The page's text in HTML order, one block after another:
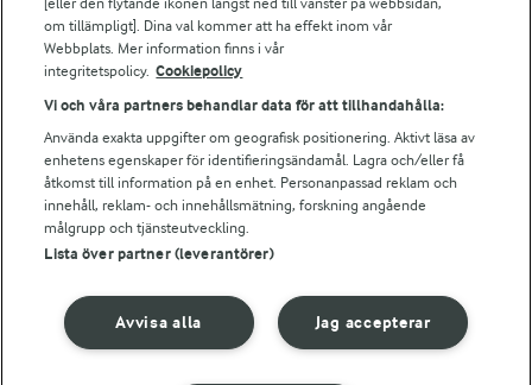
Följ oss
© 2026 Arla Foods
Integritetspolicy
om tillämpligt]. Dina val kommer att ha effekt inom vår
Webbplats. Mer information finns i vår
integritetspolicy. Cookiepolicy
Vi och våra partners behandlar data för att tillhandahålla:
Använda exakta uppgifter om geografisk positionering. Aktivt läsa av
enhetens egenskaper för identifieringsändamål. Lagra och/eller få
åtkomst till information på en enhet. Personanpassad reklam och
innehåll, reklam- och innehållsmätning, forskning angående
målgrupp och tjänsteutveckling.
Lista över partner (leverantörer)
Jag accepterar
Avvisa alla